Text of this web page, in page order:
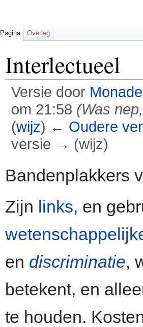
Interlectueel
Versie door Monade
om 21:58 (Was
(wijz) ← Oudere
versie → (wijz)
Bandenplakkers
Zijn links, en
en discriminatie,
betekent, en
te houden.
Pagina Overleg